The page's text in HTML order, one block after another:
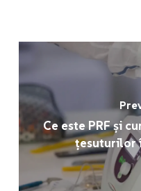
Ce este PRF și
țesuturilor